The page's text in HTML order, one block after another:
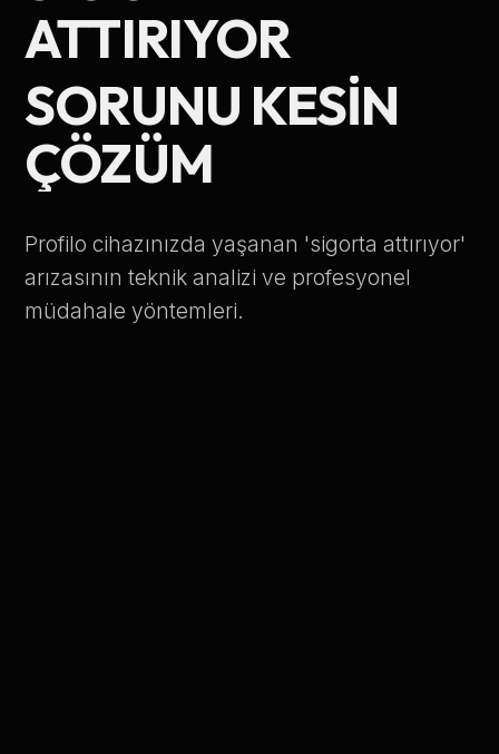
ATTIRIYOR
SORUNU KESIN
ÇÖZÜM
Profilo cihazınızda yaşanan 'sigorta attırıyor'
arızasının teknik analizi ve profesyonel
müdahale yöntemleri.
Telefon Numarası
Hizmet Türü
Servis Çağır